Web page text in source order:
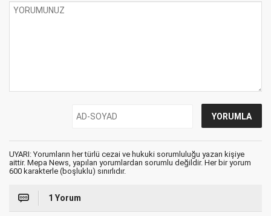
UYARI: Yorumların her türlü cezai ve hukuki sorumluluğu yazan kişiye
aittir. Mepa News, yapılan yorumlardan sorumlu değildir. Her bir yorum
600 karakterle (boşluklu) sınırlıdır.
1 Yorum